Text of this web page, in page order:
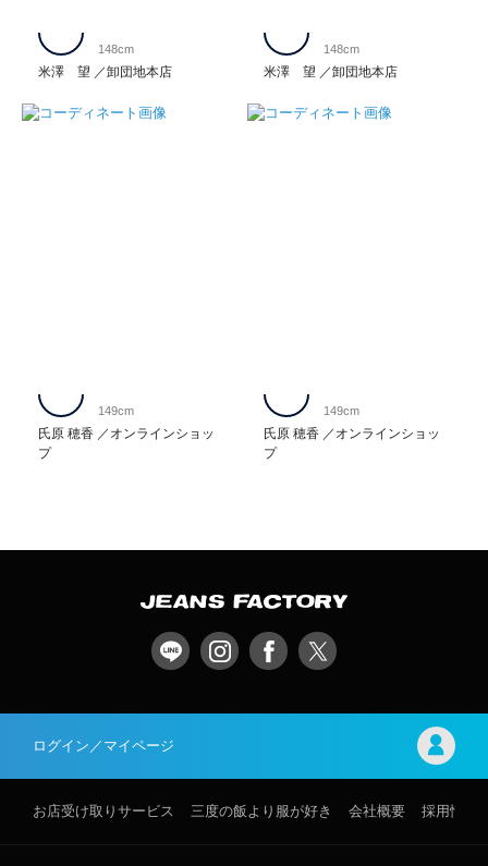
米澤 望 卸団地本店
148cm
米澤 望 卸団地本店
148cm
氏原 穂香
オンラインショッ
プ
149cm
氏原 穂香
オンラインショッ
プ
149cm
ログイン／マイページ
お店受け取りサービス 三度の飯より服が好き 会社概要 採用情報